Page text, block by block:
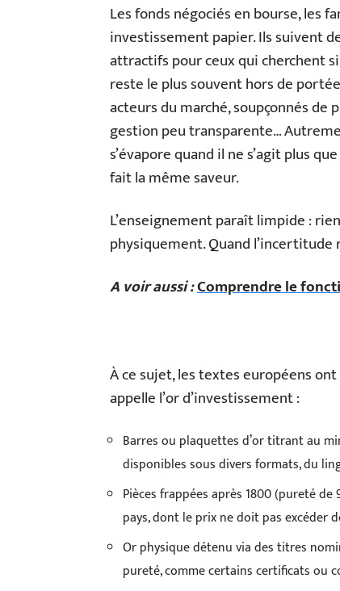
Les fonds négociés en bourse, les
investissement papier. Ils suivent
attractifs pour ceux qui cherchent
reste le plus souvent hors de
acteurs du marché, soupçonnés
gestion peu transparente…
s’évapore quand il ne s’agit plus
fait la même saveur.
L’enseignement paraît limpide :
physiquement. Quand l’incertitude
A voir aussi :Comprendre le
À ce sujet, les textes européens
appelle l’or d’investissement :
Barres ou plaquettes d’or titrant au
disponibles sous divers formats, du
Pièces frappées après 1800 (pureté
pays, dont le prix ne doit pas excéder
Or physique détenu via des titres
pureté, comme certains certificats ou